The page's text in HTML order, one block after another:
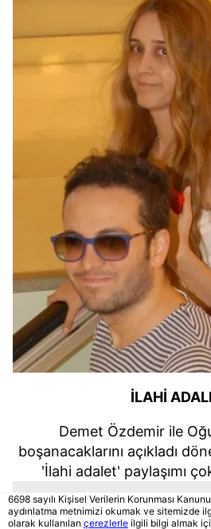
İLAHİ
Demet Özdemir ile
boşanacaklarını açıkladı
'İlahi adalet' paylaşımı
6698 sayılı Kişisel Verilerin Korunması
aydınlatma metnimizi okumak ve sitemizde
olarak kullanılan çerezlerle ilgili bilgi almak